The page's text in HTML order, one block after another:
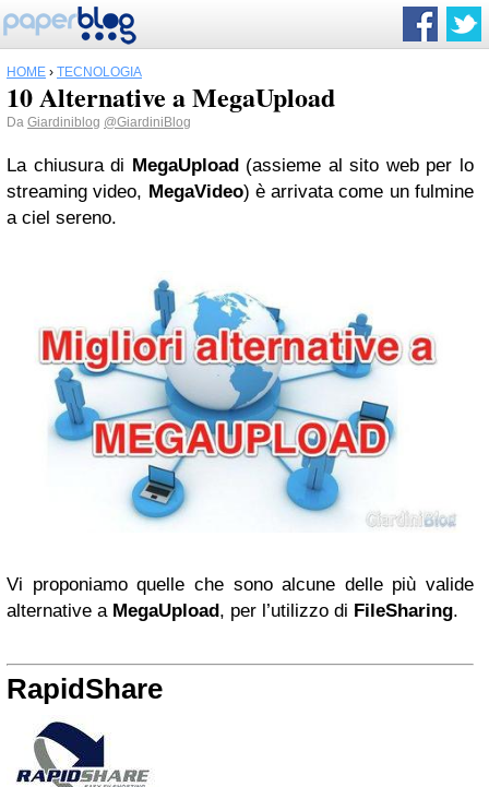
HOME › TECNOLOGIA
10 Alternative a MegaUpload
Da Giardiniblog @GiardiniBlog
La chiusura di MegaUpload(assieme al sito web per lo
streaming video, MegaVideo) è arrivata come un fulmine
a ciel sereno.
Vi proponiamo quelle che sono alcune delle più valide
alternative a MegaUpload , per l’utilizzo di FileSharing.
RapidShare